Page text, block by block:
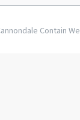
Contain